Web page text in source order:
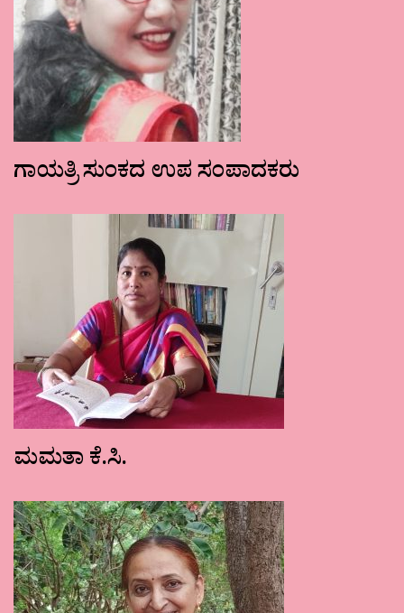
ಗಾಯತ್ರಿ ಸುಂಕದ ಉಪ ಸಂಪಾದಕರು
ಮಮತಾ ಕೆ.ಸಿ.